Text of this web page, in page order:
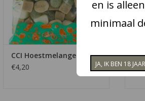
CCI Hoestmelange
€4,20
en is
minimaal